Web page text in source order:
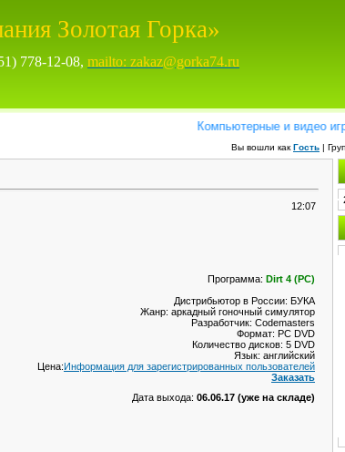
Золотая Горка»
778-12-08, mailto: zakaz@gorka74.ru
Компьютерные и видео
Вы вошли как Гость |
12:07
Программа: Dirt 4 (PC)
Дистрибьютор в России: БУКА
Жанр: аркадный гоночный симулятор
Разработчик: Codemasters
Формат: PC DVD
Количество дисков: 5 DVD
Язык: английский
Цена:Информация для зарегистрированных пользователей
Заказать
Дата выхода: 06.06.17 (уже на складе)